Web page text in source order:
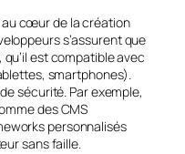
cœur de la création
s’assurent que
est compatible avec
smartphones).
sécurité. Par exemple,
des CMS
personnalisés
sans faille.